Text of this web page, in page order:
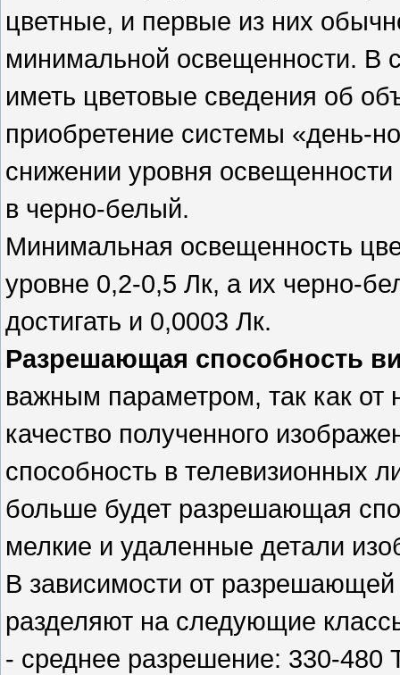
цветные, и первые из них
минимальной освещенности. В
иметь цветовые сведения об
приобретение системы «день-
снижении уровня
в черно-белый.
Минимальная освещенность
уровне 0,2-0,5 Лк, а их черно-
достигать и 0,0003 Лк.
Разрешающая способность
важным параметром, так как от
качество полученного
способность в телевизионных
больше будет разрешающая
мелкие и удаленные детали
В зависимости от
разделяют на следующие
- среднее разрешение: 330-480